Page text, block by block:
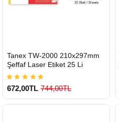
GÖNDERİ
Tanex TW-2000 210x297mm
Şeffaf Laser Etiket 25 Li
672,00TL 744,00TL